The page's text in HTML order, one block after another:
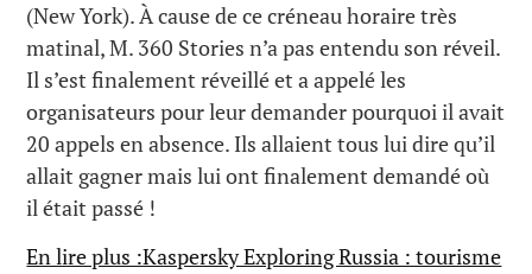
(New York). À cause de ce créneau horaire très
matinal, M. 360 Stories n’a pas entendu son réveil.
Il s’est finalement réveillé et a appelé les
organisateurs pour leur demander pourquoi il avait
20 appels en absence. Ils allaient tous lui dire qu’il
allait gagner mais lui ont finalement demandé où
il était passé !
En lire plus :Kaspersky Exploring Russia : tourisme